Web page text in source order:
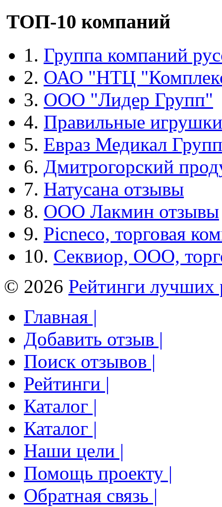
ТОП-10 компаний
1. Группа компаний
2. ОАО "НТЦ
3. ООО "Лидер Групп"
4. Правильные игрушки
5. Евраз Медикал Групп
6. Дмитрогорский
7. Натусана отзывы
8. ООО Лакмин отзывы
9. Picneco, торговая
10. Секвиор, ООО,
© 2026 Рейтинги лучших
Главная |
Добавить отзыв |
Поиск отзывов |
Рейтинги |
Каталог |
Каталог |
Наши цели |
Помощь проекту |
Обратная связь |